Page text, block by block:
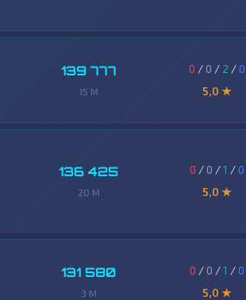
139 777
15 M
0 / 0 / 2 /0
5,0 ★
136 425
20 M
0 / 0 /1 /0
5,0 ★
131 580
3 M
0 / 0 /1 /0
5,0 ★